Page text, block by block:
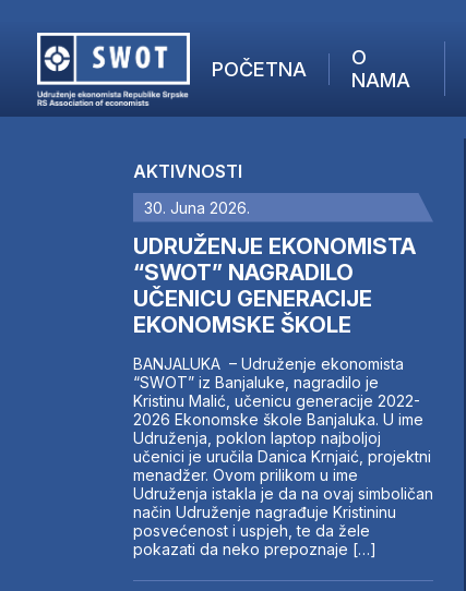
POČETNA
O
NAMA
AKTUELNO
ANALIZE
KOMPANIJE
FINANSIJE
IZ STRANIH MEDIJA
AKTIVNOSTI
SWOT INTERVJU
UČLANI SE
KONTAKT
AKTIVNOSTI
30. Juna 2026.
UDRUŽENJE EKONOMISTA
“SWOT” NAGRADILO
UČENICU GENERACIJE
EKONOMSKE ŠKOLE
BANJALUKA – Udruženje ekonomista
“SWOT” iz Banjaluke, nagradilo je
Kristinu Malić, učenicu generacije 2022-
2026 Ekonomske škole Banjaluka. U ime
Udruženja, poklon laptop najboljoj
učenici je uručila Danica Krnjaić, projektni
menadžer. Ovom prilikom u ime
Udruženja istakla je da na ovaj simboličan
način Udruženje nagrađuje Kristininu
posvećenost i uspjeh, te da žele
pokazati da neko prepoznaje […]